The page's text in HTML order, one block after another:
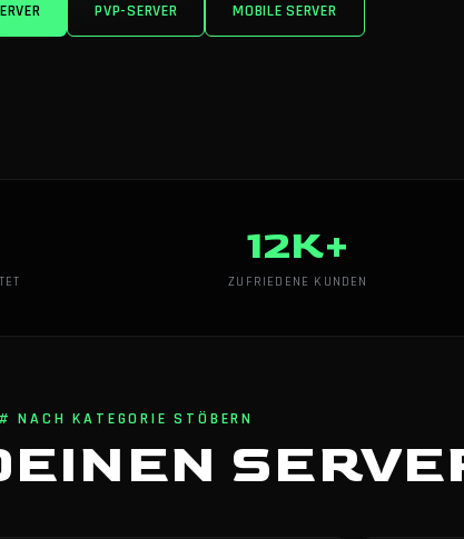
PVP-SERVER MOBILE SERVER
12K+
ZUFRIEDENE KUNDEN
# NACH KATEGORIE STÖBERN